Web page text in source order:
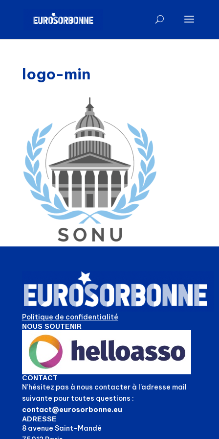
logo-min
Politique de confidentialité
NOUS SOUTENIR
CONTACT
N’hésitez pas à nous contacter à l’adresse mail
suivante pour toutes questions :
contact@eurosorbonne.eu
ADRESSE
8 avenue Saint-Mandé